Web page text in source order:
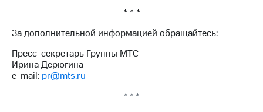
Уведомление
погашении
именных
облигаций
* * *
За дополнительной информацией обращайтесь:
Пресс-секретарь Группы МТС
Ирина Дерюгина
e-mail: pr@mts.ru
* * *